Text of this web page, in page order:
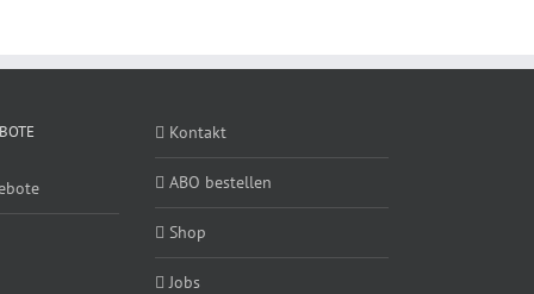
Kontakt
ABO bestellen
Shop
Jobs